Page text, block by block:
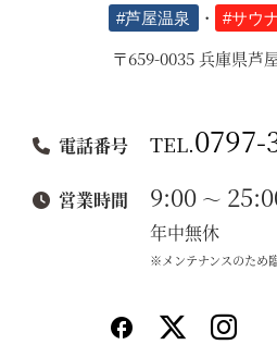
#芦屋温泉 ・ #サウ
〒659-0035 兵庫県芦
電話番号 TEL.0797-
営業時間 9:00 ～
年中無休
※メンテナンスのため